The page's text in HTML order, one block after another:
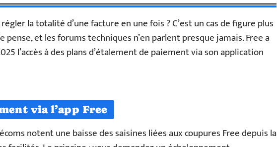
la totalité d’une facture en une fois ? C’est un cas de figure plus
pense, et les forums techniques n’en parlent presque jamais. Free a
l’accès à des plans d’étalement de paiement via son application
via l’app Free
notent une baisse des saisines liées aux coupures Free depuis la